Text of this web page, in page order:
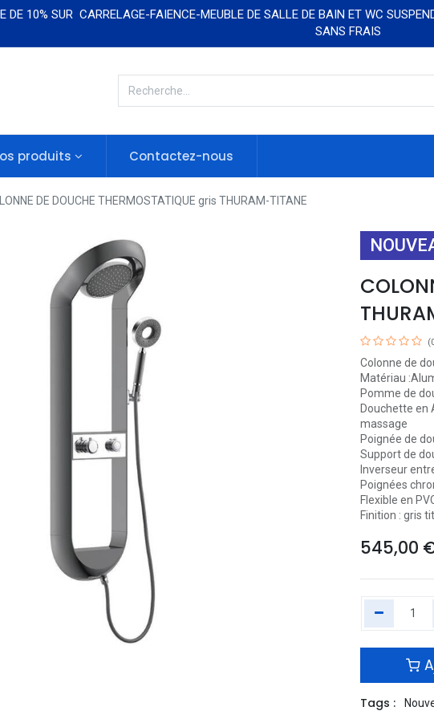
DE 10% SUR CARRELAGE-FAIENCE-MEUBLE DE SALLE DE BAIN ET WC
SANS FRAIS
produits​​ Contactez-nous
DE DOUCHE THERMOSTATIQUE gris THURAM-TITANE
Colonne de
Matériau
Pomme de
Douchette en
massage
Poignée de
Support de
Inverseur
Poignées
Flexible en
Finition : gris
545,00
Tags :